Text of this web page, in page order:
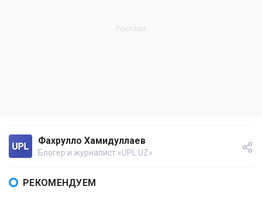
Фахрулло Хамидуллаев
Блогер и журналист «UPL.UZ»
РЕКОМЕНДУЕМ